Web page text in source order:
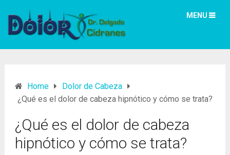
MENU
Home
Dolor de Cabeza
¿Qué es el dolor de cabeza hipnótico y cómo se trata?
¿Qué es el dolor de cabeza
hipnótico y cómo se trata?